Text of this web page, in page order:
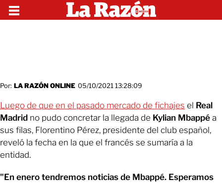
Por: LA RAZÓN ONLINE 05/10/2021 13:28:09
Luego de que en el pasado mercado de fichajes el Real
Madrid no pudo concretar la llegada de Kylian Mbappé a
sus filas, Florentino Pérez, presidente del club español,
reveló la fecha en la que el francés se sumaría a la
entidad.
"En enero tendremos noticias de Mbappé. Esperamos